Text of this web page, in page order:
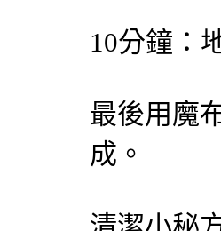
10分鐘：
最後用魔
成。